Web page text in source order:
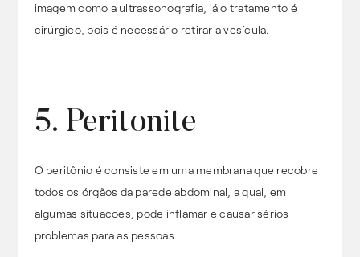
imagem como a ultrassonografia, já o tratamento é
cirúrgico, pois é necessário retirar a vesícula.
5. Peritonite
O peritônio é consiste em uma membrana que recobre
todos os órgãos da parede abdominal, a qual, em
algumas situacoes, pode inflamar e causar sérios
problemas para as pessoas.